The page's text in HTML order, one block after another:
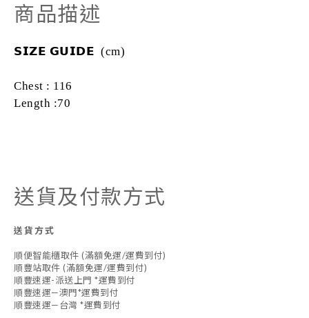
商品描述
𝗦𝗜𝗭𝗘 𝗚𝗨𝗜𝗗𝗘 (cm)
Chest : 116
Length :70
送貨及付款方式
送貨方式
順便智能櫃取件 (滿額免運/運費到付)
順豐站取件 (滿額免運/運費到付)
順豐速運-派送上門 *運費到付
順豐速運—澳門*運費到付
順豐速運—台灣 *運費到付